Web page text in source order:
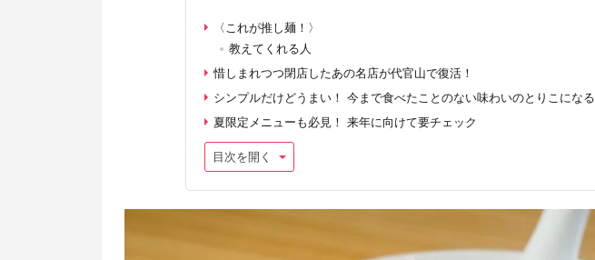
〈これが推し麺！〉
教えてくれる人
惜しまれつつ閉店したあの名店が代官山で復活！
シンプルだけどうまい！ 今まで食べたことのない味わいのとりこになる
夏限定メニューも必見！ 来年に向けて要チェック
目次を開く